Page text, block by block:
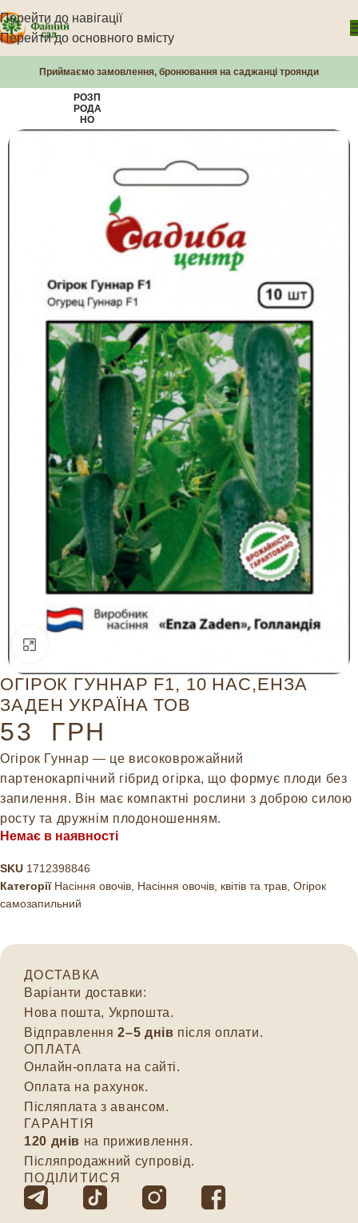
Перейти до навігації
Перейти до основного вмісту
Приймаємо замовлення, бронювання на саджанці троянди
РОЗП
РОДА
НО
ОГІРОК ГУННАР F1, 10 НАС,ЕНЗА
ЗАДЕН УКРАЇНА ТОВ
53 ГРН
Огірок Гуннар — це високоврожайний
партенокарпічний гібрид огірка, що формує плоди без
запилення. Він має компактні рослини з доброю силою
росту та дружнім плодоношенням.
Немає в наявності
SKU 1712398846
Категорії Насіння овочів Насіння овочів, квітів та трав Огірок
самозапильний
ДОСТАВКА
Варіанти доставки:
Нова пошта, Укрпошта.
Відправлення2–5 днів після оплати.
ОПЛАТА
Онлайн-оплата на сайті.
Оплата на рахунок.
Післяплата з авансом.
ГАРАНТІЯ
120 днів на приживлення.
Післяпродажний супровід.
ПОДІЛИТИСЯ